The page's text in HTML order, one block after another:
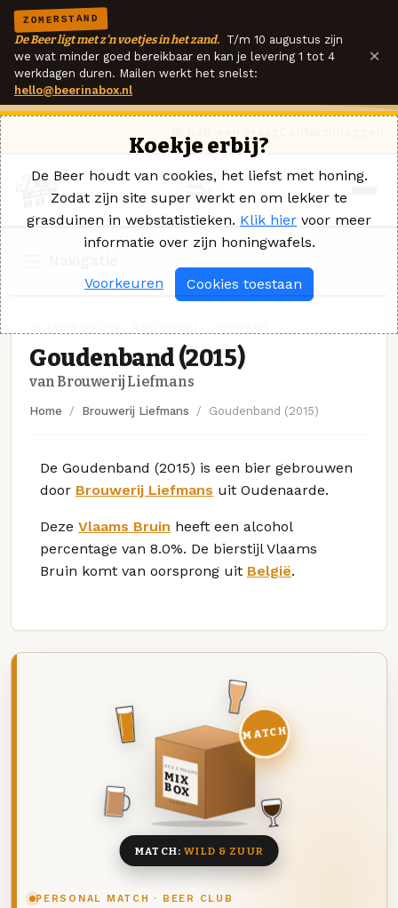
ZOMERSTAND
De Beer ligt met z'n voetjes in het zand. T/m 10 augustus zijn
we wat minder goed bereikbaar en kan je levering 1 tot 4
werkdagen duren. Mailen werkt het snelst:
hello@beerinabox.nl
×
Goudenband (2015)
van Brouwerij Liefmans
Home Brouwerij Liefmans Goudenband (2015)
De Goudenband (2015) is een bier gebrouwen
door Brouwerij Liefmans uit Oudenaarde.
Deze Vlaams Bruin heeft een alcohol
percentage van 8.0%. De bierstijl Vlaams
Bruin komt van oorsprong uit België.
PERSONAL MATCH · BEER CLUB
DEZE MAAND
MIX
BOX
8 BIEREN
MATCH
MATCH:WILD & ZUUR
Koekje erbij?
De Beer houdt van cookies, het liefst met honing.
Zodat zijn site super werkt en om lekker te
grasduinen in webstatistieken. Klik hier voor meer
informatie over zijn honingwafels.
Voorkeuren Cookies toestaan